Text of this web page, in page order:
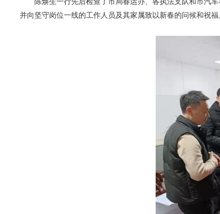
并向坚守岗位一线的工作人员及其家属致以新春的问候和祝